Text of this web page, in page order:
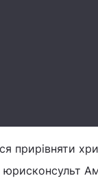
прирівняти